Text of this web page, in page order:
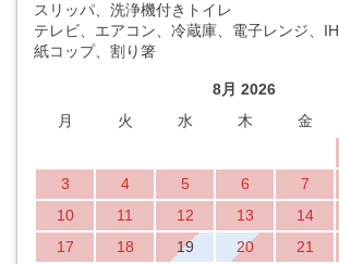
スリッパ、洗浄機付きトイレ
テレビ、エアコン、冷蔵庫、電子レンジ、IH
紙コップ、割り箸
8月 2026
月
火 水 木 金
3
4 5 6 7
10
11 12 13 14
17
18 19 20 21